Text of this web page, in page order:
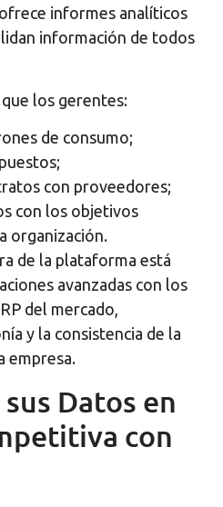
informes analíticos
información de todos
los gerentes:
de consumo;
con proveedores;
con los objetivos
organización.
de la plataforma está
avanzadas con los
del mercado,
y la consistencia de la
empresa.
Datos en
con